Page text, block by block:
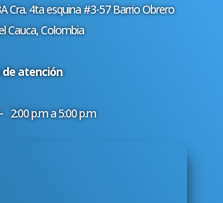
Cra. 4ta esquina #3-57 Barrio Obrero
Cauca, Colombia
– 2:00 p.m a 5:00 p.m